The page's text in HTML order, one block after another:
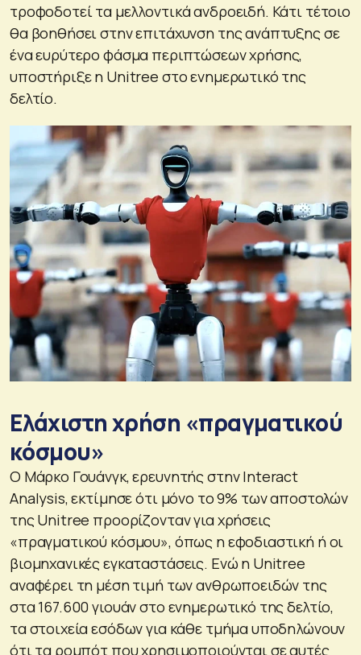
τροφοδοτεί τα μελλοντικά ανδροειδή. Κάτι τέτοιο
θα βοηθήσει στην επιτάχυνση της ανάπτυξης σε
ένα ευρύτερο φάσμα περιπτώσεων χρήσης,
υποστήριξε η Unitree στο ενημερωτικό της
δελτίο.
Ελάχιστη χρήση «πραγματικού
κόσμου»
Ο Μάρκο Γουάνγκ, ερευνητής στην Interact
Analysis, εκτίμησε ότι μόνο το 9% των αποστολών
της Unitree προορίζονταν για χρήσεις
«πραγματικού κόσμου», όπως η εφοδιαστική ή οι
βιομηχανικές εγκαταστάσεις. Ενώ η Unitree
αναφέρει τη μέση τιμή των ανθρωποειδών της
στα 167.600 γιουάν στο ενημερωτικό της δελτίο,
τα στοιχεία εσόδων για κάθε τμήμα υποδηλώνουν
ότι τα ρομπότ που χρησιμοποιούνται σε αυτές